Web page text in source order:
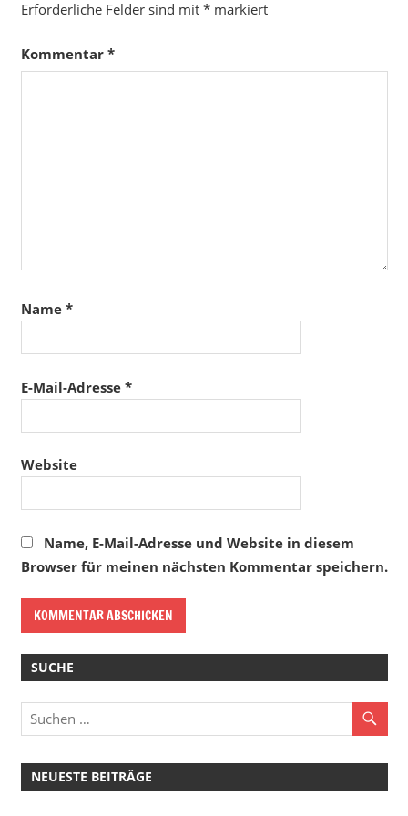
Erforderliche Felder sind mit *markiert
Kommentar *
Name *
E-Mail-Adresse *
Website
Name, E-Mail-Adresse und Website in diesem
Browser für meinen nächsten Kommentar speichern.
SUCHE
NEUESTE BEITRÄGE